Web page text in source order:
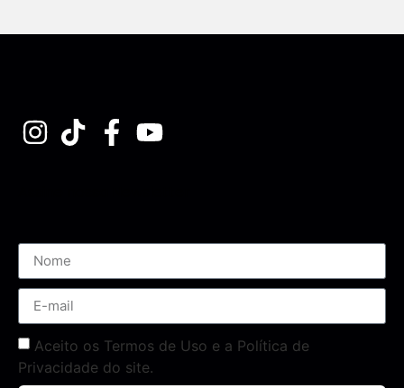
Aceito os Termos de Uso e a Política de
Privacidade do site.